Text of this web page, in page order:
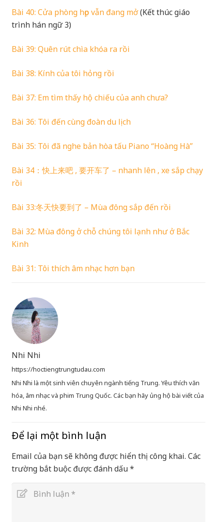
Bài 40: Cửa phòng họp vẫn đang mở(Kết thúc giáo
trình hán ngữ 3)
Bài 39: Quên rút chìa khóa ra rồi
Bài 38: Kính của tôi hỏng rồi
Bài 37: Em tìm thấy hộ chiếu của anh chưa?
Bài 36: Tôi đến cùng đoàn du lịch
Bài 35: Tôi đã nghe bản hòa tấu Piano “Hoàng Hà”
Bài 34：快上来吧 , 要开车了 – nhanh lên , xe sắp chạy
rồi
Bài 33:冬天快要到了 – Mùa đông sắp đến rồi
Bài 32: Mùa đông ở chỗ chúng tôi lạnh như ở Bắc
Kinh
Bài 31: Tôi thích âm nhạc hơn bạn
Nhi Nhi
https://hoctiengtrungtudau.com
Nhi Nhi là một sinh viên chuyên ngành tiếng Trung. Yêu thích văn
hóa, âm nhạc và phim Trung Quốc. Các bạn hãy ủng hộ bài viết của
Nhi Nhi nhé.
Để lại một bình luận
Email của bạn sẽ không được hiển thị công khai. Các
trường bắt buộc được đánh dấu*